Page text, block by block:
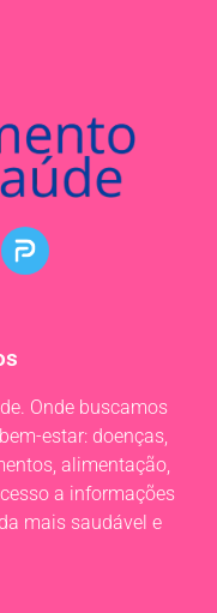
Onde buscamos
estar: doenças,
alimentação,
a informações
mais saudável e